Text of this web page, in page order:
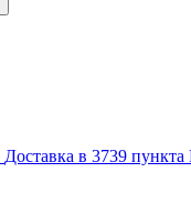
Доставка в 3739